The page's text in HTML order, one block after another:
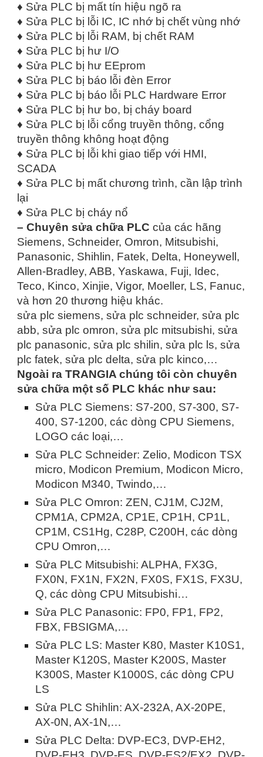
♦ Sửa PLC bị mất tín hiệu ngõ ra
♦ Sửa PLC bị lỗi IC, IC nhớ bị chết vùng nhớ
♦ Sửa PLC bị lỗi RAM, bị chết RAM
♦ Sửa PLC bị hư I/O
♦ Sửa PLC bị hư EEprom
♦ Sửa PLC bị báo lỗi đèn Error
♦ Sửa PLC bị báo lỗi PLC Hardware Error
♦ Sửa PLC bị hư bo, bị cháy board
♦ Sửa PLC bị lỗi cổng truyền thông, cổng
truyền thông không hoạt động
♦ Sửa PLC bị lỗi khi giao tiếp với HMI,
SCADA
♦ Sửa PLC bị mất chương trình, cần lập trình
lại
♦ Sửa PLC bị cháy nổ
– Chuyên sửa chữa PLC của các hãng
Siemens, Schneider, Omron, Mitsubishi,
Panasonic, Shihlin, Fatek, Delta, Honeywell,
Allen-Bradley, ABB, Yaskawa, Fuji, Idec,
Teco, Kinco, Xinjie, Vigor, Moeller, LS, Fanuc,
và hơn 20 thương hiệu khác.
sửa plc siemens, sửa plc schneider, sửa plc
abb, sửa plc omron, sửa plc mitsubishi, sửa
plc panasonic, sửa plc shilin, sửa plc ls, sửa
plc fatek, sửa plc delta, sửa plc kinco,…
Ngoài ra TRANGIA chúng tôi còn chuyên
sửa chữa một số PLC khác như sau:
Sửa PLC Siemens: S7-200, S7-300, S7-
400, S7-1200, các dòng CPU Siemens,
LOGO các loại,…
Sửa PLC Schneider: Zelio, Modicon TSX
micro, Modicon Premium, Modicon Micro,
Modicon M340, Twindo,…
Sửa PLC Omron: ZEN, CJ1M, CJ2M,
CPM1A, CPM2A, CP1E, CP1H, CP1L,
CP1M, CS1Hg, C28P, C200H, các dòng
CPU Omron,…
Sửa PLC Mitsubishi: ALPHA, FX3G,
FX0N, FX1N, FX2N, FX0S, FX1S, FX3U,
Q, các dòng CPU Mitsubishi…
Sửa PLC Panasonic: FP0, FP1, FP2,
FBX, FBSIGMA,…
Sửa PLC LS: Master K80, Master K10S1,
Master K120S, Master K200S, Master
K300S, Master K1000S, các dòng CPU
LS
Sửa PLC Shihlin: AX-232A, AX-20PE,
AX-0N, AX-1N,…
Sửa PLC Delta: DVP-EC3, DVP-EH2,